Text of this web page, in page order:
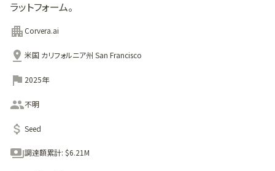
ラットフォーム。
Corvera.ai
米国 カリフォルニア州 San Francisco
2025年
不明
Seed
調達額累計: $6.21M